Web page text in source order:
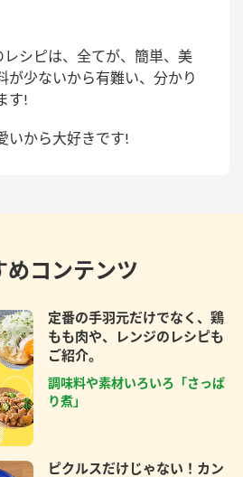
シピは、全てが、簡単、美
が少ないから有難い、分かり
す!
いから大好きです!
めコンテンツ
定番の手羽元だけでなく、鶏
もも肉や、レンジのレシピも
ご紹介。
調味料や素材いろいろ「さっぱ
り煮」
ピクルスだけじゃない！カン